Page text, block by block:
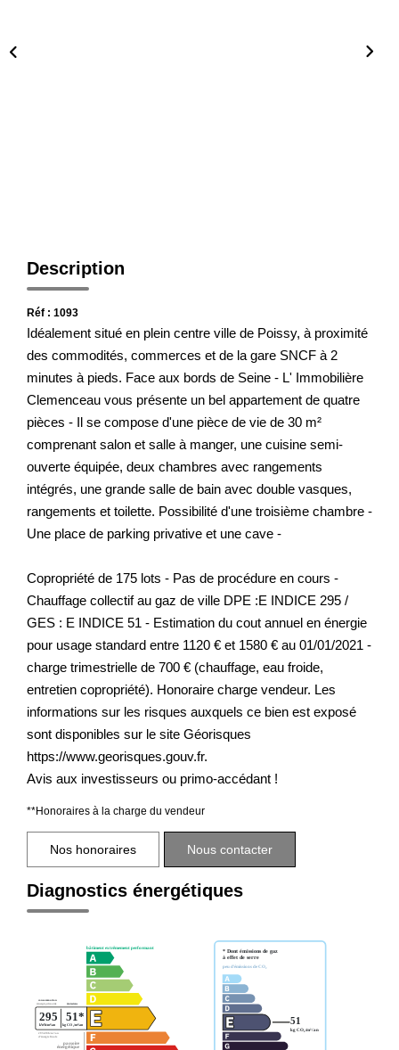
Description
Réf : 1093
Idéalement situé en plein centre ville de Poissy, à proximité
des commodités, commerces et de la gare SNCF à 2
minutes à pieds. Face aux bords de Seine - L' Immobilière
Clemenceau vous présente un bel appartement de quatre
pièces - Il se compose d'une pièce de vie de 30 m²
comprenant salon et salle à manger, une cuisine semi-
ouverte équipée, deux chambres avec rangements
intégrés, une grande salle de bain avec double vasques,
rangements et toilette. Possibilité d'une troisième chambre -
Une place de parking privative et une cave -
Copropriété de 175 lots - Pas de procédure en cours -
Chauffage collectif au gaz de ville DPE :E INDICE 295 /
GES : E INDICE 51 - Estimation du cout annuel en énergie
pour usage standard entre 1120 € et 1580 € au 01/01/2021 -
charge trimestrielle de 700 € (chauffage, eau froide,
entretien copropriété). Honoraire charge vendeur. Les
informations sur les risques auxquels ce bien est exposé
sont disponibles sur le site Géorisques
https://www.georisques.gouv.fr.
Avis aux investisseurs ou primo-accédant !
**Honoraires à la charge du vendeur
Nos honoraires Nous contacter
Diagnostics énergétiques